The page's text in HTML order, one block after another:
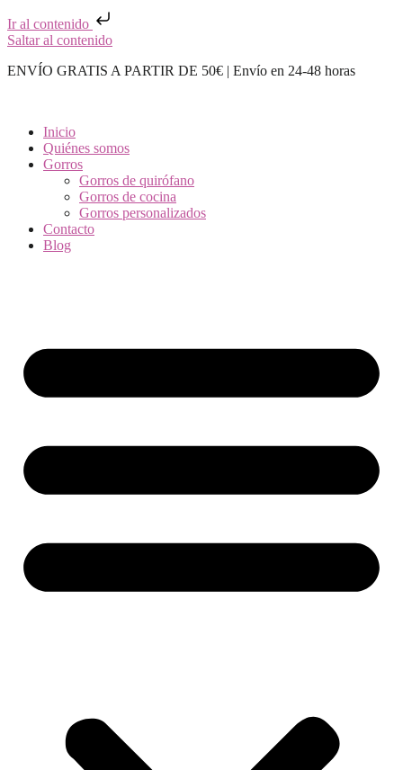
Ir al contenido
Saltar al contenido
ENVÍO GRATIS A PARTIR DE 50€ | Envío en 24-48 horas
Inicio
Quiénes somos
Gorros
Gorros de quirófano
Gorros de cocina
Gorros personalizados
Contacto
Blog